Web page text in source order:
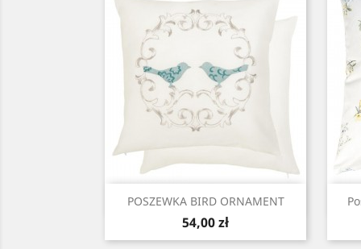
POSZEWKA BIRD ORNAMENT
Cena
54,00 zł
Szybki podgląd